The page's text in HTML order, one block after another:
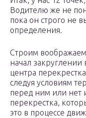
Водителю же не
пока он строго не
определения.
Строим
начал
центра
следуя условиям
перед ним или нет
перекрестка,
это в процессе